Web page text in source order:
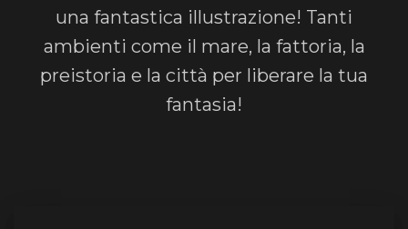
una fantastica illustrazione! Tanti
ambienti come il mare, la fattoria, la
preistoria e la città per liberare la tua
fantasia!